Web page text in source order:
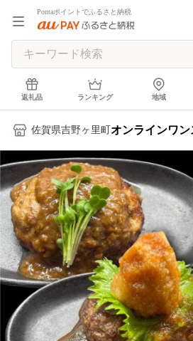
Pontaポイントでふるさと納税
返礼品 ランキング 地域
佐賀県吉野ヶ里町 オンラインワ